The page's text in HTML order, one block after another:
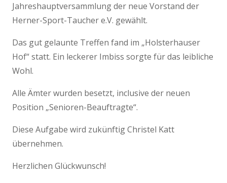
Jahreshauptversammlung der neue Vorstand der
Herner-Sport-Taucher e.V. gewählt.
Das gut gelaunte Treffen fand im „Holsterhauser
Hof“ statt. Ein leckerer Imbiss sorgte für das leibliche
Wohl.
Alle Ämter wurden besetzt, inclusive der neuen
Position „Senioren-Beauftragte“.
Diese Aufgabe wird zukünftig Christel Katt
übernehmen.
Herzlichen Glückwunsch!